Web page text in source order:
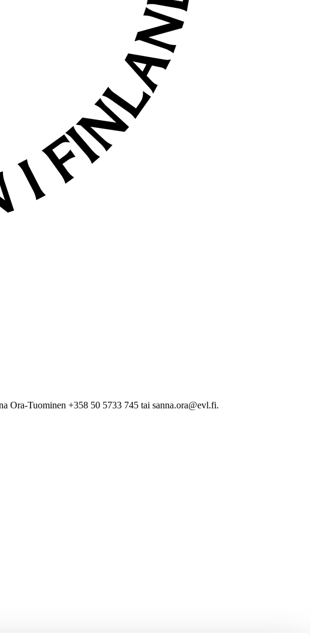
Ora-Tuominen +358 50 5733 745 tai sanna.ora@evl.fi.